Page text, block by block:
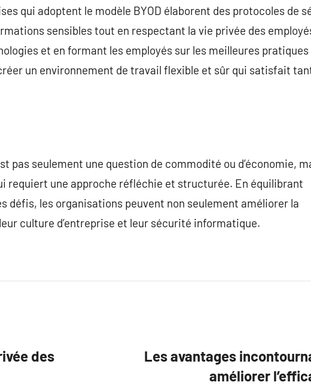
qui adoptent le modèle BYOD élaborent des protocoles de
sensibles tout en respectant la vie privée des
et en formant les employés sur les meilleures pratiques
un environnement de travail flexible et sûr qui satisfait
pas seulement une question de commodité ou d’économie,
requiert une approche réfléchie et structurée. En équilibrant
défis, les organisations peuvent non seulement améliorer la
culture d’entreprise et leur sécurité informatique.
des
Les avantages
améliorer